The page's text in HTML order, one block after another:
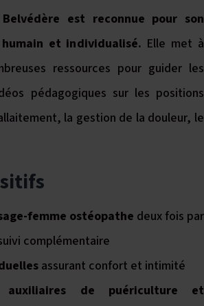
est reconnue pour son
et individualisé. Elle met à
ressources pour guider les
pédagogiques sur les positions
la gestion de la douleur, le
femme ostéopathe deux fois par
complémentaire
assurant confort et intimité
auxiliaires de puériculture et